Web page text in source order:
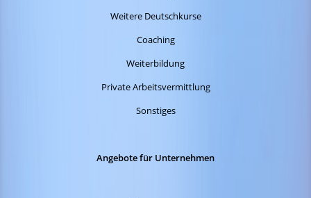
Weitere Deutschkurse
Coaching
Weiterbildung
Private Arbeitsvermittlung
Sonstiges
Angebote für Unternehmen